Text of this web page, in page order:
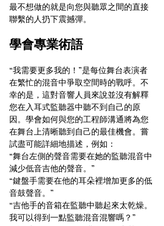
最不想做的就是向您與聽眾之間的直接
聯繫的人扔下震撼彈。
學會專業術語
“我需要更多我的！”是每位舞台表演者
在繁忙的混音中爭取空間時的戰呼。不
幸的是，這對音響人員來說並沒有解釋
您在入耳式監聽器中聽不到自己的原
因。學會如何與您的工程師溝通將為您
在舞台上清晰聽到自己的最佳機會。嘗
試盡可能詳細地描述，例如：
“舞台左側的聲音需要在她的監聽混音中
減少低音吉他的聲音。”
“鍵盤手需要在他的耳朵裡增加更多的低
音鼓聲音。”
“吉他手的音箱在監聽中聽起來太乾燥。
我可以得到一點監聽混音混響嗎？”